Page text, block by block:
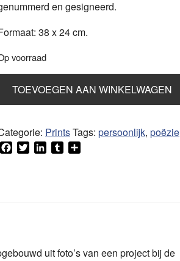
en gesigneerd.
38 x 24 cm.
voorraad
zicht
TOEVOEGEN AAN WINKELWAGEN
PrintsTags: persoonlijk, poëzie
Facebook
TwitterLinkedIn
Tumblr
uit foto’s van een project bij de